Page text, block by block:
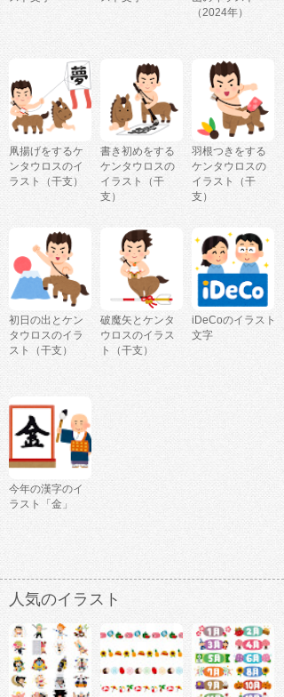
（2024年）
凧揚げをするケ
ンタウロスのイ
ラスト（干支）
書き初めをする
ケンタウロスの
イラスト（干
支）
羽根つきをする
ケンタウロスの
イラスト（干
支）
初日の出とケン
タウロスのイラ
スト（干支）
破魔矢とケンタ
ウロスのイラス
ト（干支）
iDeCoのイラスト
文字
今年の漢字のイ
ラスト「金」
人気のイラスト